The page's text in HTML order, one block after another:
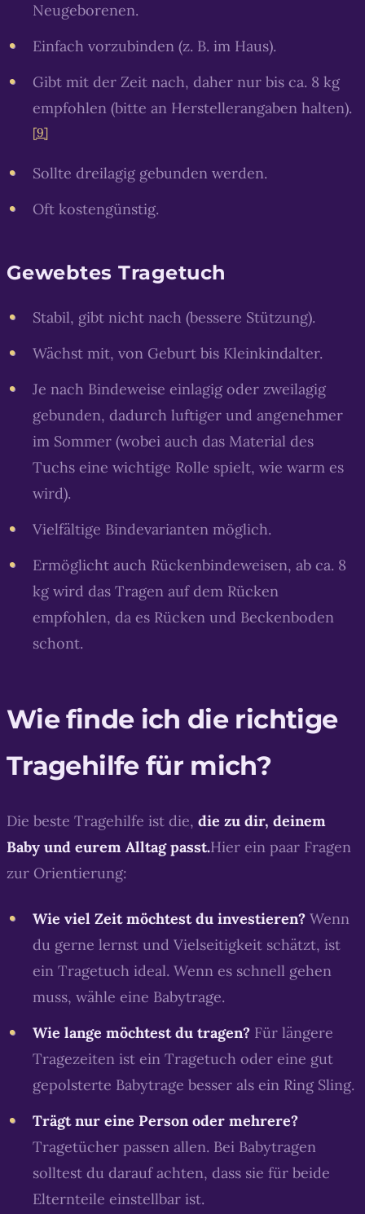
Neugeborenen.
Einfach vorzubinden (z. B. im Haus).
Gibt mit der Zeit nach, daher nur bis ca. 8 kg
empfohlen (bitte an Herstellerangaben halten).
[9]
Sollte dreilagig gebunden werden.
Oft kostengünstig.
Gewebtes Tragetuch
Stabil, gibt nicht nach (bessere Stützung).
Wächst mit, von Geburt bis Kleinkindalter.
Je nach Bindeweise einlagig oder zweilagig
gebunden, dadurch luftiger und angenehmer
im Sommer (wobei auch das Material des
Tuchs eine wichtige Rolle spielt, wie warm es
wird).
Vielfältige Bindevarianten möglich.
Ermöglicht auch Rückenbindeweisen, ab ca. 8
kg wird das Tragen auf dem Rücken
empfohlen, da es Rücken und Beckenboden
schont.
Wie finde ich die richtige
Tragehilfe für mich?
Die beste Tragehilfe ist die, die zu dir, deinem
Baby und eurem Alltag passt.Hier ein paar Fragen
zur Orientierung:
Wie viel Zeit möchtest du investieren? Wenn
du gerne lernst und Vielseitigkeit schätzt, ist
ein Tragetuch ideal. Wenn es schnell gehen
muss, wähle eine Babytrage.
Wie lange möchtest du tragen? Für längere
Tragezeiten ist ein Tragetuch oder eine gut
gepolsterte Babytrage besser als ein Ring Sling.
Trägt nur eine Person oder mehrere?
Tragetücher passen allen. Bei Babytragen
solltest du darauf achten, dass sie für beide
Elternteile einstellbar ist.